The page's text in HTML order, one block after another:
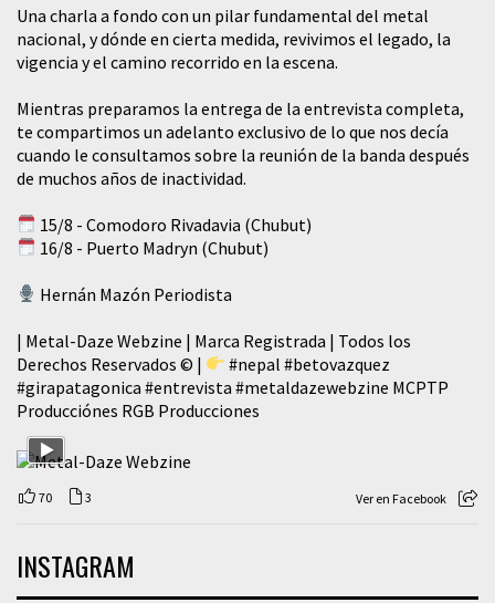
​Una charla a fondo con un pilar fundamental del metal
nacional, y dónde en cierta medida, revivimos el legado, la
vigencia y el camino recorrido en la escena.
Mientras preparamos la entrega de la entrevista completa,
te compartimos un adelanto exclusivo de lo que nos decía
cuando le consultamos sobre la reunión de la banda después
de muchos años de inactividad.
15/8 - Comodoro Rivadavia (Chubut)
16/8 - Puerto Madryn (Chubut)
Hernán Mazón Periodista
| Metal-Daze Webzine | Marca Registrada | Todos los
Derechos Reservados © |
#nepal #betovazquez
#girapatagonica #entrevista #metaldazewebzine MCPTP
Producciónes RGB Producciones
70 3 Ver en Facebook
INSTAGRAM